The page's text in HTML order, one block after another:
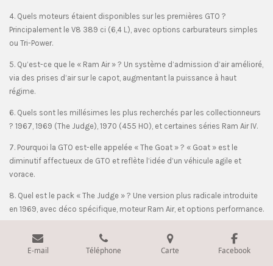
4. Quels moteurs étaient disponibles sur les premières GTO ?
Principalement le V8 389 ci (6,4 L), avec options carburateurs simples
ou Tri-Power.
5. Qu’est-ce que le « Ram Air » ? Un système d’admission d’air amélioré,
via des prises d’air sur le capot, augmentant la puissance à haut
régime.
6. Quels sont les millésimes les plus recherchés par les collectionneurs
? 1967, 1969 (The Judge), 1970 (455 HO), et certaines séries Ram Air IV.
7. Pourquoi la GTO est-elle appelée « The Goat » ? « Goat » est le
diminutif affectueux de GTO et reflète l’idée d’un véhicule agile et
vorace.
8. Quel est le pack « The Judge » ? Une version plus radicale introduite
en 1969, avec déco spécifique, moteur Ram Air, et options performance.
000 USD pour les versions rares, selon l’état et le millésime.
E-mail Téléphone Carte Facebook